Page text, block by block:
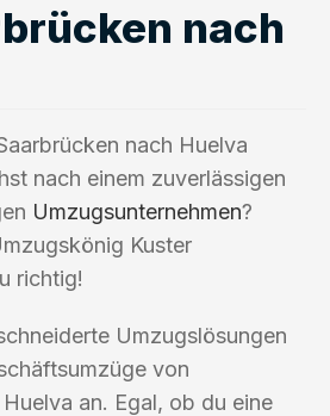
nach
nach Huelva
nach einem zuverlässigen
Umzugsunternehmen?
Kuster
richtig!
Umzugslösungen
von
an. Egal, ob du eine